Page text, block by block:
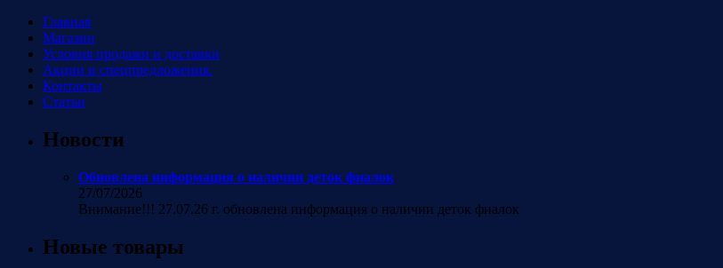
Главная
Магазин
Условия продажи и доставки
Акции и спецпредложения.
Контакты
Статьи
Новости
Обновлена информация о наличии деток фиалок
27/07/2026
Внимание!!! 27.07.26 г. обновлена информация о наличии деток фиалок
Новые товары